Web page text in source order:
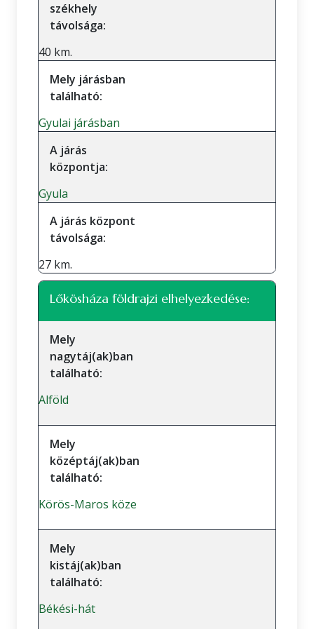
székhely
távolsága:
40 km.
Mely járásban
található:
Gyulai járásban
A járás
központja:
Gyula
A járás központ
távolsága:
27 km.
Lőkösháza földrajzi elhelyezkedése:
Mely
nagytáj(ak)ban
található:
Alföld
Mely
középtáj(ak)ban
található:
Körös-Maros köze
Mely
kistáj(ak)ban
található:
Békési-hát